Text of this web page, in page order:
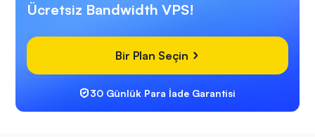
Ücretsiz Bandwidth VPS!
Bir Plan Seçin
30 Günlük Para İade Garantisi